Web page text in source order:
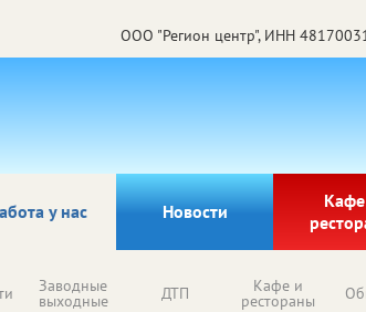
ООО "Регион центр", ИНН
у нас Новости
Заводные
выходные ДТП Кафе и
рестораны